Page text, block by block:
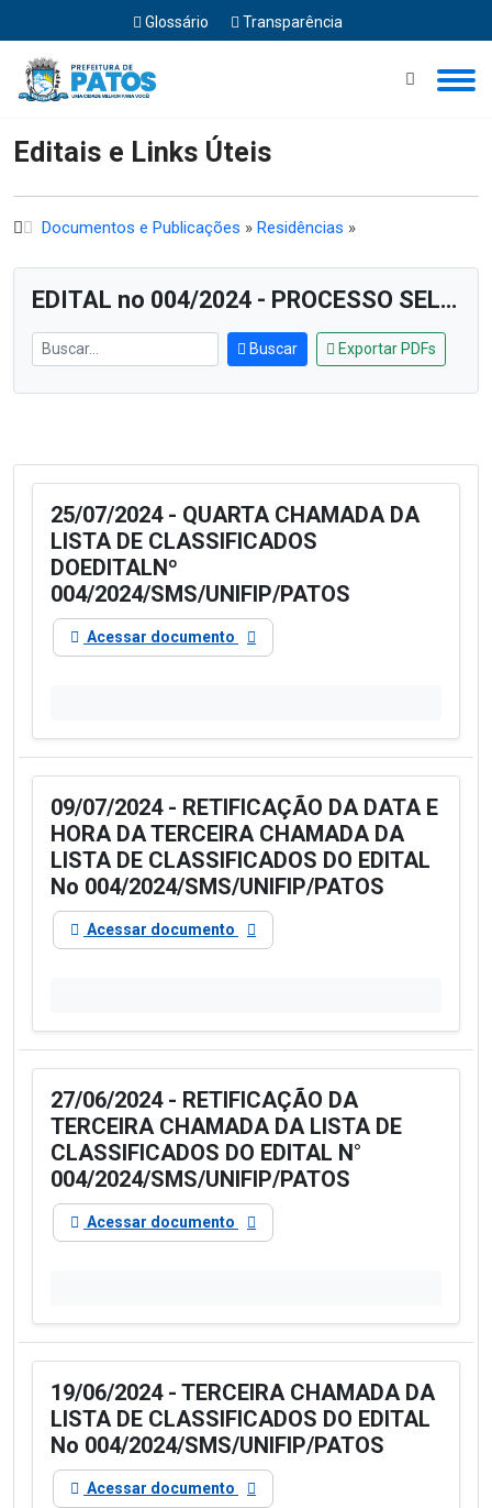
Glossário Transparência
Início Editais e Links Úteis
Editais e Links Úteis
Documentos e Publicações » Residências »
EDITAL no 004/2024 - PROCESSO SELETIVO PARA SELEÇÃO DE PROFISSIONAIS DA SAÚDE PARA O EXERCÍCIO DA PRECEPTORIA NO PROGRAMA DE RESIDÊNCIA MULTIPROFISSIONAL EM ATENÇÃO PRIMÁRIA À SAÚDE E SAÚDE MENTAL
Buscar Exportar PDFs
25/07/2024 - QUARTA CHAMADA DA
LISTA DE CLASSIFICADOS
DOEDITALNº
004/2024/SMS/UNIFIP/PATOS
Acessar documento
09/07/2024 - RETIFICAÇÃO DA DATA E
HORA DA TERCEIRA CHAMADA DA
LISTA DE CLASSIFICADOS DO EDITAL
No 004/2024/SMS/UNIFIP/PATOS
Acessar documento
27/06/2024 - RETIFICAÇÃO DA
TERCEIRA CHAMADA DA LISTA DE
CLASSIFICADOS DO EDITAL N°
004/2024/SMS/UNIFIP/PATOS
Acessar documento
19/06/2024 - TERCEIRA CHAMADA DA
LISTA DE CLASSIFICADOS DO EDITAL
No 004/2024/SMS/UNIFIP/PATOS
Acessar documento